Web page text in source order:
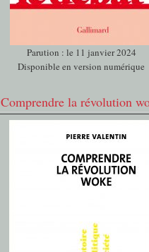
Parution : le 11 janvier 2024
Disponible en version numérique
Comprendre la révolution